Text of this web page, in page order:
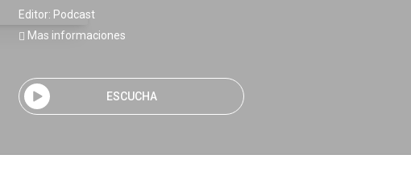
Editor: Podcast
Mas informaciones
ESCUCHA